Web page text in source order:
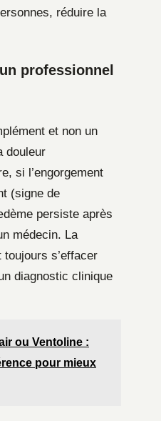
réduire la
professionnel
et non un
douleur
si l’engorgement
(signe de
persiste après
médecin. La
s’effacer
diagnostic clinique
ou Ventoline :
pour mieux